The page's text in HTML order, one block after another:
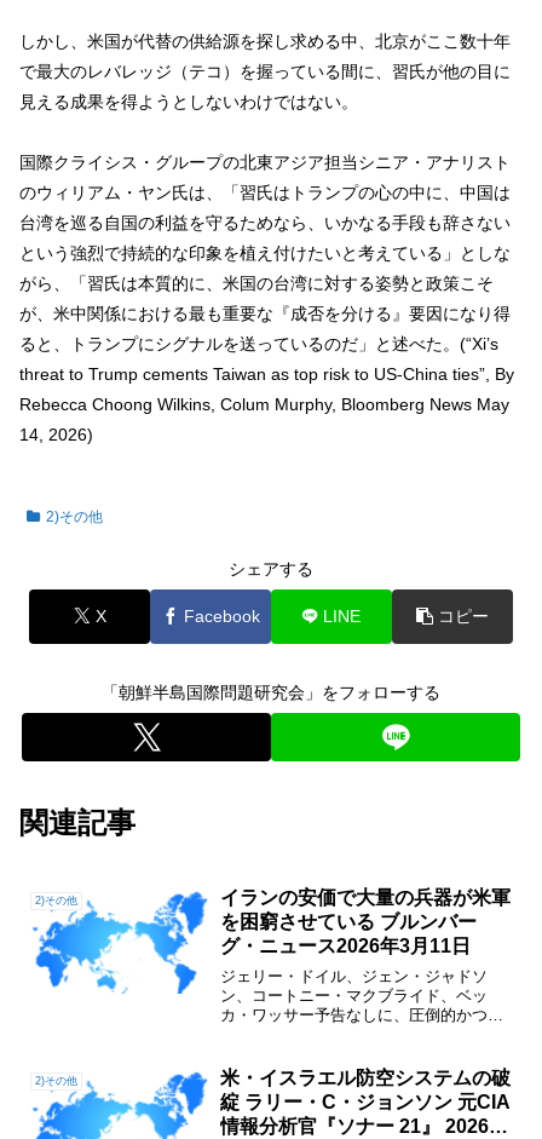
しかし、米国が代替の供給源を探し求める中、北京がここ数十年
で最大のレバレッジ（テコ）を握っている間に、習氏が他の目に
見える成果を得ようとしないわけではない。
国際クライシス・グループの北東アジア担当シニア・アナリスト
のウィリアム・ヤン氏は、「習氏はトランプの心の中に、中国は
台湾を巡る自国の利益を守るためなら、いかなる手段も辞さない
という強烈で持続的な印象を植え付けたいと考えている」としな
がら、「習氏は本質的に、米国の台湾に対する姿勢と政策こそ
が、米中関係における最も重要な『成否を分ける』要因になり得
ると、トランプにシグナルを送っているのだ」と述べた。(“Xi’s
threat to Trump cements Taiwan as top risk to US-China ties”, By
Rebecca Choong Wilkins, Colum Murphy, Bloomberg News May
14, 2026)
2)その他
シェアする
X Facebook LINE コピー
「朝鮮半島国際問題研究会」をフォローする
関連記事
2)その他
イランの安価で大量の兵器が米軍
を困窮させている ブルンバー
グ・ニュース2026年3月11日
ジェリー・ドイル、ジェン・ジャドソ
ン、コートニー・マクブライド、ベッ
カ・ワッサー予告なしに、圧倒的かつ阻
と同様のスタートを切ったかのように見
えた。 しかし、開戦から約2...
2)その他
米・イスラエル防空システムの破
綻 ラリー・C・ジョンソン 元CIA
情報分析官『ソナー 21』 2026年